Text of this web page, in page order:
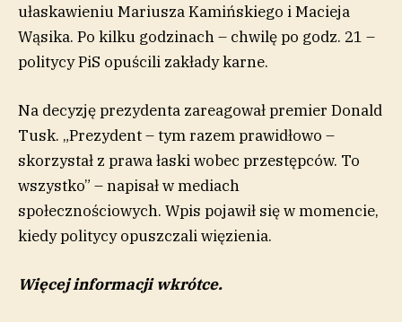
ułaskawieniu Mariusza Kamińskiego i Macieja
Wąsika. Po kilku godzinach – chwilę po godz. 21 –
politycy PiS opuścili zakłady karne.
Na decyzję prezydenta zareagował premier Donald
Tusk. „Prezydent – tym razem prawidłowo –
skorzystał z prawa łaski wobec przestępców. To
wszystko” – napisał w mediach
społecznościowych. Wpis pojawił się w momencie,
kiedy politycy opuszczali więzienia.
Więcej informacji wkrótce.